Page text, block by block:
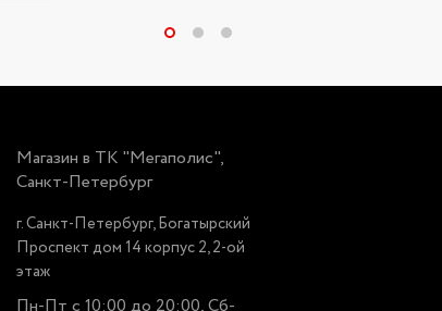
Магазин в ТК "Мегаполис",
Санкт-Петербург
г. Санкт-Петербург, Богатырский
Проспект дом 14 корпус 2, 2-ой
этаж
Пн-Пт с 10:00 до 20:00, Сб-